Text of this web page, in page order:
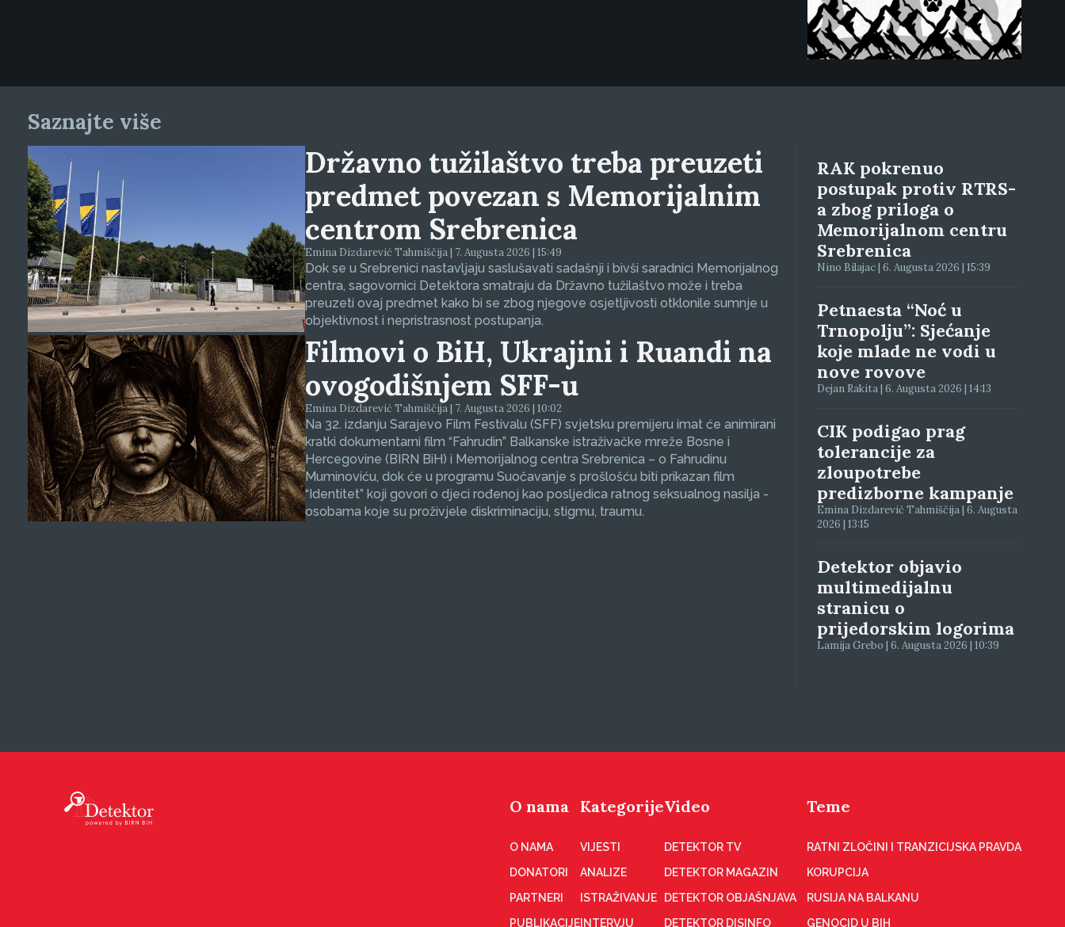
Saznajte više
Državno tužilaštvo treba preuzeti
predmet povezan s Memorijalnim
centrom Srebrenica
Emina Dizdarević Tahmiščija | 7. Augusta 2026 | 15:49
Dok se u Srebrenici nastavljaju saslušavati sadašnji i bivši saradnici Memorijalnog
centra, sagovornici Detektora smatraju da Državno tužilaštvo može i treba
preuzeti ovaj predmet kako bi se zbog njegove osjetljivosti otklonile sumnje u
objektivnost i nepristrasnost postupanja.
Filmovi o BiH, Ukrajini i Ruandi na
ovogodišnjem SFF-u
Emina Dizdarević Tahmiščija | 7. Augusta 2026 | 10:02
Na 32. izdanju Sarajevo Film Festivalu (SFF) svjetsku premijeru imat će animirani
kratki dokumentarni film “Fahrudin” Balkanske istraživačke mreže Bosne i
Hercegovine (BIRN BiH) i Memorijalnog centra Srebrenica – o Fahrudinu
Muminoviću, dok će u programu Suočavanje s prošlošću biti prikazan film
“Identitet” koji govori o djeci rođenoj kao posljedica ratnog seksualnog nasilja -
osobama koje su proživjele diskriminaciju, stigmu, traumu.
RAK pokrenuo
postupak protiv RTRS-
a zbog priloga o
Memorijalnom centru
Srebrenica
Nino Bilajac | 6. Augusta 2026 | 15:39
Petnaesta “Noć u
Trnopolju”: Sjećanje
koje mlade ne vodi u
nove rovove
Dejan Rakita | 6. Augusta 2026 | 14:13
CIK podigao prag
tolerancije za
zloupotrebe
predizborne kampanje
Emina Dizdarević Tahmiščija | 6. Augusta
2026 | 13:15
Detektor objavio
multimedijalnu
stranicu o
prijedorskim logorima
Lamija Grebo | 6. Augusta 2026 | 10:39
O nama
O NAMA
DONATORI
PARTNERI
PUBLIKACIJE
Kategorije
VIJESTI
ANALIZE
ISTRAŽIVANJE
INTERVJU
Video
DETEKTOR TV
DETEKTOR MAGAZIN
DETEKTOR OBJAŠNJAVA
DETEKTOR DISINFO
Teme
RATNI ZLOČINI I TRANZICIJSKA PRAVDA
KORUPCIJA
RUSIJA NA BALKANU
GENOCID U BIH